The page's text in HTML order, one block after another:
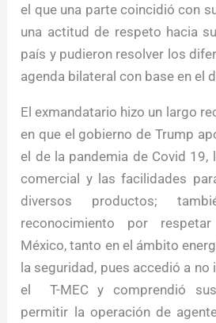
el que una parte coincidió con
una actitud de respeto hacia
país y pudieron resolver los
agenda bilateral con base en el
El exmandatario hizo un largo
en que el gobierno de Trump
el de la pandemia de Covid 19,
comercial y las facilidades
diversos productos;
reconocimiento por
México, tanto en el ámbito
la seguridad, pues accedió a no
el T-MEC y comprendió
permitir la operación de